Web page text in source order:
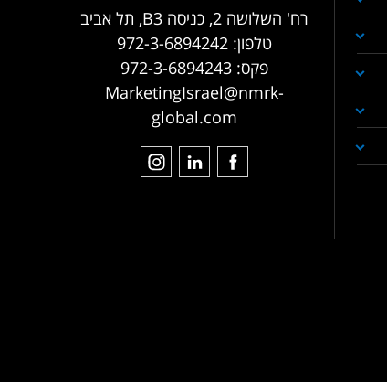
רח' השלושה 2, כניסה B3, תל אביב
טלפון:972-3-6894242
פקס:972-3-6894243
MarketingIsrael@nmrk-
global.com